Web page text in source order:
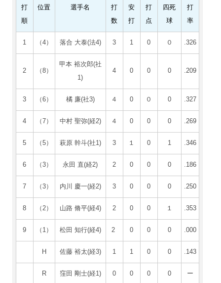
打
順
位置 選手名
打
数
安
打
打
点
四死
球
打
率
1 （4） 落合 大泰(法4) 3 1 0 ０ .326
2 （8）
甲本 裕次郎(社
1)
4 0 0 0 .209
3 （6） 橘 廉(社3) ４ 0 ０ 0 .327
4 （7） 中村 聖弥(経2) ４ 0 0 0 .269
5 （5） 萩原 幹斗(社1) 3 １ 0 1 .346
6 （3） 永田 直(経2) 2 0 0 0 .186
7 （3） 内川 慶一(経2) 3 0 0 0 .250
8 （2） 山路 脩平(経4) 2 0 0 １ .353
9 （1） 松田 知行(経4) 2 0 0 0 .000
H 佐藤 裕太(経3) 1 1 0 0 .143
R 窪田 剛士(経1) 0 0 0 0 ー